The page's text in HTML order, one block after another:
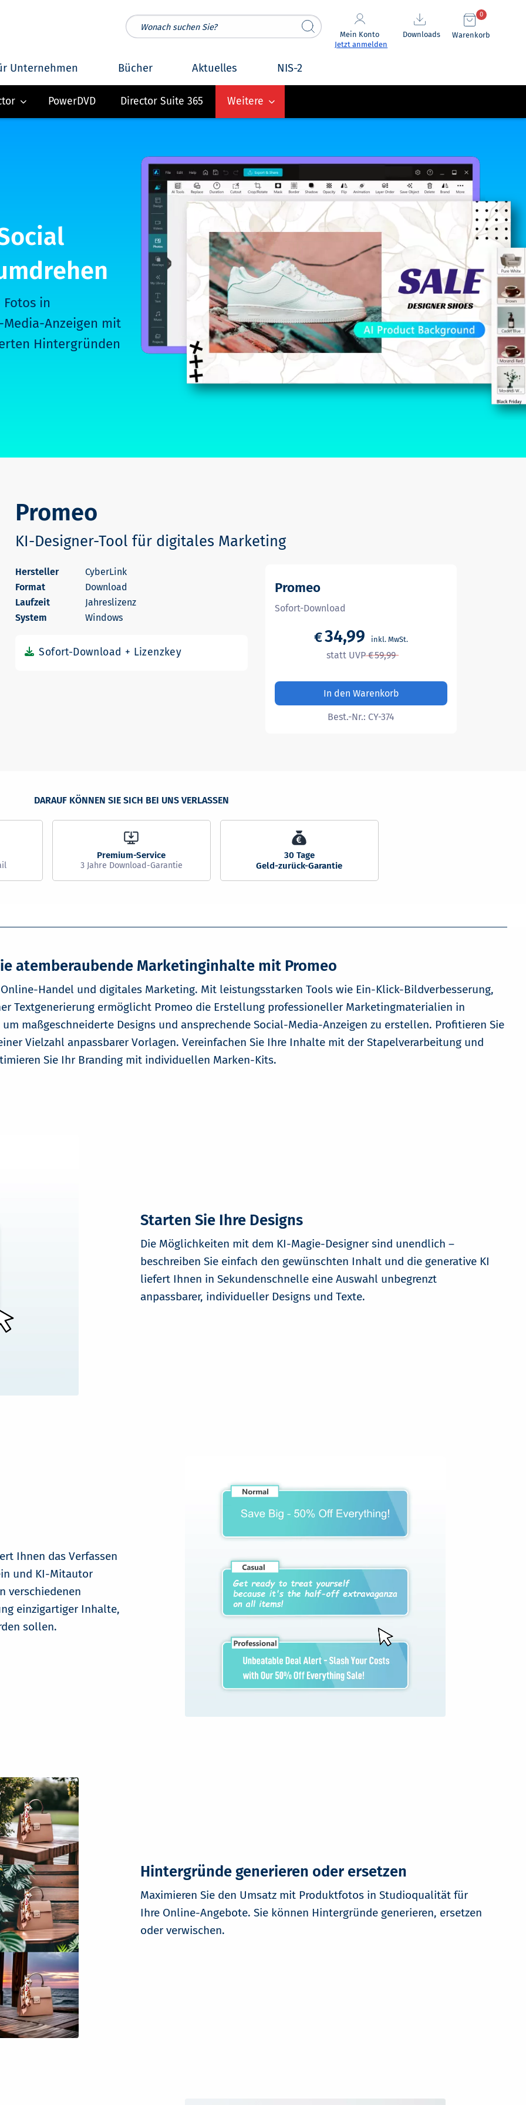
Mein Konto
Jetzt anmelden
Downloads Warenkorb
0
Unternehmen Bücher Aktuelles NIS-2
PowerDVD Director Suite 365 Weitere
in
Anzeigen mit
Hintergründen
Promeo
KI-Designer-Tool für digitales Marketing
CyberLink
Download
Jahreslizenz
Windows
Promeo
Sofort-Download
€34,99
59,99
In den Warenkorb
Best.-Nr.: CY-374
atemberaubende Marketinginhalte mit Promeo
Handel und digitales Marketing. Mit leistungsstarken Tools wie Ein-Klick-Bildverbesserung,
Textgenerierung ermöglicht Promeo die Erstellung professioneller Marketingmaterialien in
maßgeschneiderte Designs und ansprechende Social-Media-Anzeigen zu erstellen. Profitieren Sie
Vielzahl anpassbarer Vorlagen. Vereinfachen Sie Ihre Inhalte mit der Stapelverarbeitung und
Sie Ihr Branding mit individuellen Marken-Kits.
Starten Sie Ihre Designs
Die Möglichkeiten mit dem KI-Magie-Designer sind unendlich –
beschreiben Sie einfach den gewünschten Inhalt und die generative KI
liefert Ihnen in Sekundenschnelle eine Auswahl unbegrenzt
anpassbarer, individueller Designs und Texte.
Ihnen das Verfassen
und KI-Mitautor
verschiedenen
einzigartiger Inhalte,
sollen.
Hintergründe generieren oder ersetzen
Maximieren Sie den Umsatz mit Produktfotos in Studioqualität für
Ihre Online-Angebote. Sie können Hintergründe generieren, ersetzen
oder verwischen.